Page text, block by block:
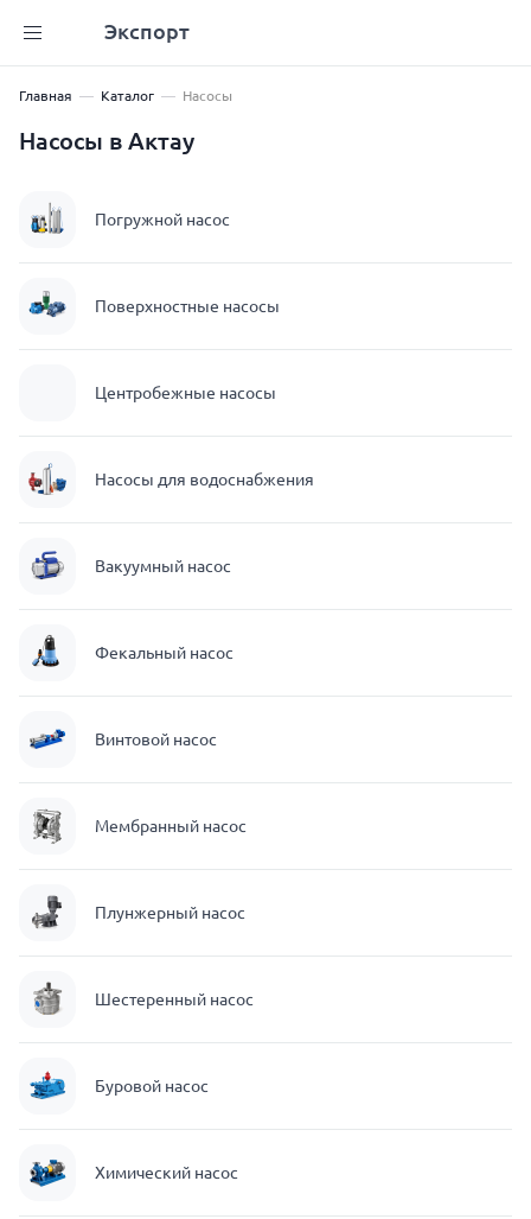
Экспорт
Главная Каталог Насосы
Насосы в Актау
Погружной насос
Поверхностные насосы
Центробежные насосы
Насосы для водоснабжения
Вакуумный насос
Фекальный насос
Винтовой насос
Мембранный насос
Плунжерный насос
Шестеренный насос
Буровой насос
Химический насос